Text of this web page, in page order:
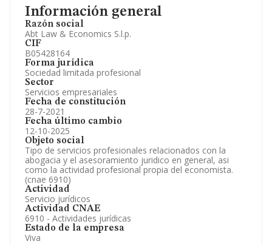
Información general
Razón social
Abt Law & Economics S.l.p.
CIF
B05428164
Forma jurídica
Sociedad limitada profesional
Sector
Servicios empresariales
Fecha de constitución
28-7-2021
Fecha último cambio
12-10-2025
Objeto social
Tipo de servicios profesionales relacionados con la
abogacia y el asesoramiento juridico en general, asi
como la actividad profesional propia del economista.
(cnae 6910)
Actividad
Servicio jurídicos
Actividad CNAE
6910 - Actividades jurídicas
Estado de la empresa
Viva
Información oficial y registral complementaria.